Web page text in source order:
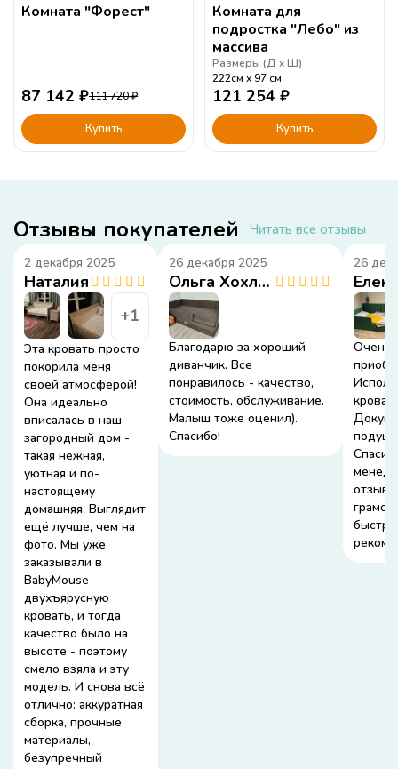
Комната "Форест"
87 142 ₽111 720₽
Купить
Комната для
подростка "Лебо" из
массива
Размеры (Д Ш)
222см
97 см
121 254 ₽
Купить
Отзывы покупателей Читать все отзывы
2 декабря 2025
Наталия
+1
Эта кровать просто
покорила меня
своей атмосферой!
Она идеально
вписалась в наш
загородный дом -
такая нежная,
уютная и по-
настоящему
домашняя. Выглядит
ещё лучше, чем на
фото. Мы уже
заказывали в
BabyMouse
двухъярусную
кровать, и тогда
качество было на
высоте - поэтому
смело взяла и эту
модель. И снова всё
отлично: аккуратная
сборка, прочные
материалы,
безупречный
26 декабря 2025
Ольга Хохлова
Благодарю за хороший
диванчик. Все
понравилось - качество,
стоимость, обслуживание.
Малыш тоже оценил).
Спасибо!
26
Очень